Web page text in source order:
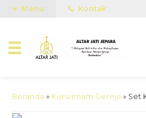
Menu Kontak
Beranda » Kursi Imam Gereja » Set